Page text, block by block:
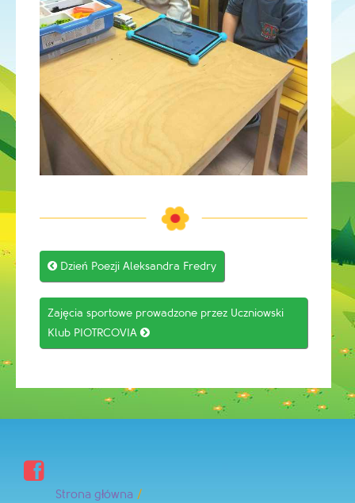
Post
navigation
 Dzień Poezji Aleksandra Fredry
Zajęcia sportowe prowadzone przez Uczniowski
Klub PIOTRCOVIA 

Strona główna